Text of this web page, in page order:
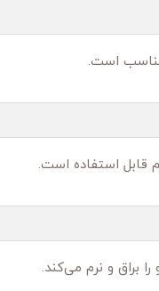
مناسب است.
براق و نرم می‌کند.